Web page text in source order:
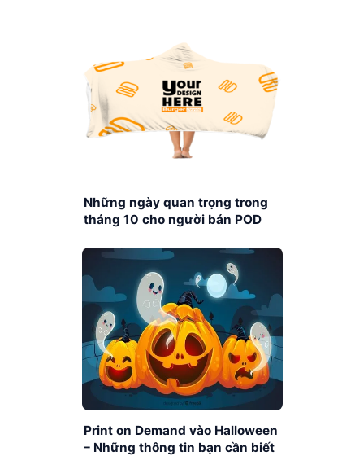
Những ngày quan trọng trong
tháng 10 cho người bán POD
Print on Demand vào Halloween
– Những thông tin bạn cần biết